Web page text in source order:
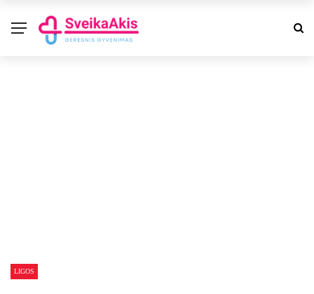
LIGOS